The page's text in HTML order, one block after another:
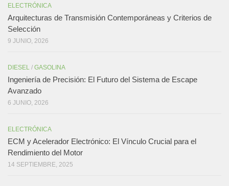
ELECTRÓNICA
Arquitecturas de Transmisión Contemporáneas y Criterios de
Selección
9 JUNIO, 2026
DIESEL / GASOLINA
Ingeniería de Precisión: El Futuro del Sistema de Escape
Avanzado
6 JUNIO, 2026
ELECTRÓNICA
ECM y Acelerador Electrónico: El Vínculo Crucial para el
Rendimiento del Motor
14 SEPTIEMBRE, 2025